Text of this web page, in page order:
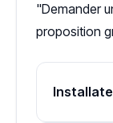
"Demander
proposition